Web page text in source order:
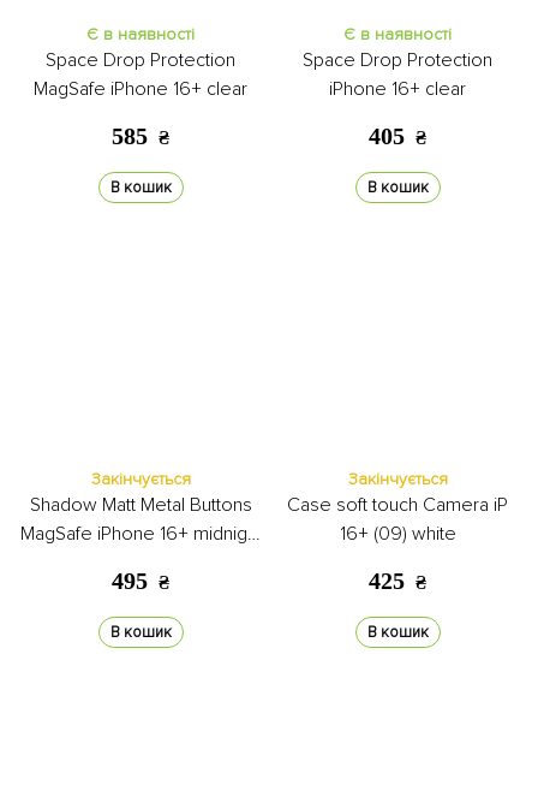
Є в наявності
Space Drop Protection
MagSafe iPhone 16+ clear
585 ₴
В кошик
Є в наявності
Space Drop Protection
iPhone 16+ clear
405 ₴
В кошик
Закінчується
Shadow Matt Metal Buttons
MagSafe iPhone 16+ midnight
495 ₴
В кошик
Закінчується
Case soft touch Camera iP
16+ (09) white
425 ₴
В кошик